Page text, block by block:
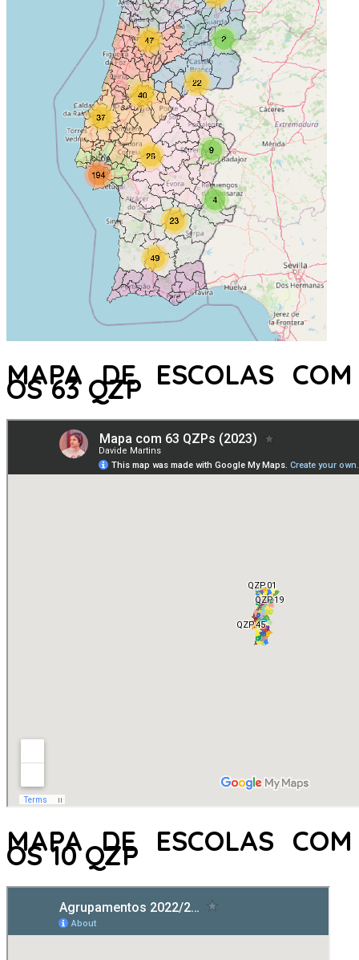
MAPA DE ESCOLAS COM
OS 63 QZP
MAPA DE ESCOLAS COM
OS 10 QZP